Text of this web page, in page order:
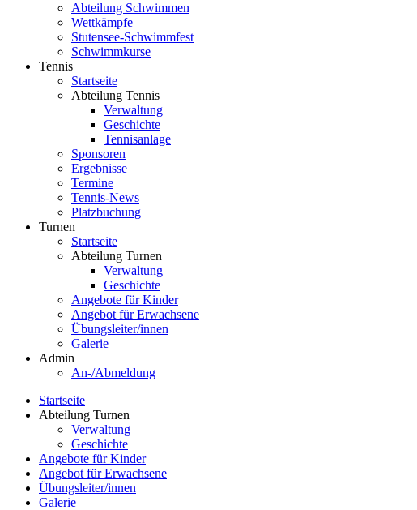
Abteilung Schwimmen
Wettkämpfe
Stutensee-Schwimmfest
Schwimmkurse
Tennis
Startseite
Abteilung Tennis
Verwaltung
Geschichte
Tennisanlage
Sponsoren
Ergebnisse
Termine
Tennis-News
Platzbuchung
Turnen
Startseite
Abteilung Turnen
Verwaltung
Geschichte
Angebote für Kinder
Angebot für Erwachsene
Übungsleiter/innen
Galerie
Admin
An-/Abmeldung
Startseite
Abteilung Turnen
Verwaltung
Geschichte
Angebote für Kinder
Angebot für Erwachsene
Übungsleiter/innen
Galerie